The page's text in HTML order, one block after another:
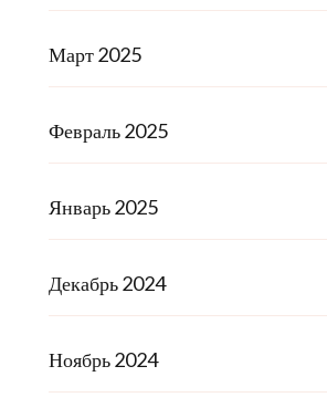
Март 2025
Февраль 2025
Январь 2025
Декабрь 2024
Ноябрь 2024